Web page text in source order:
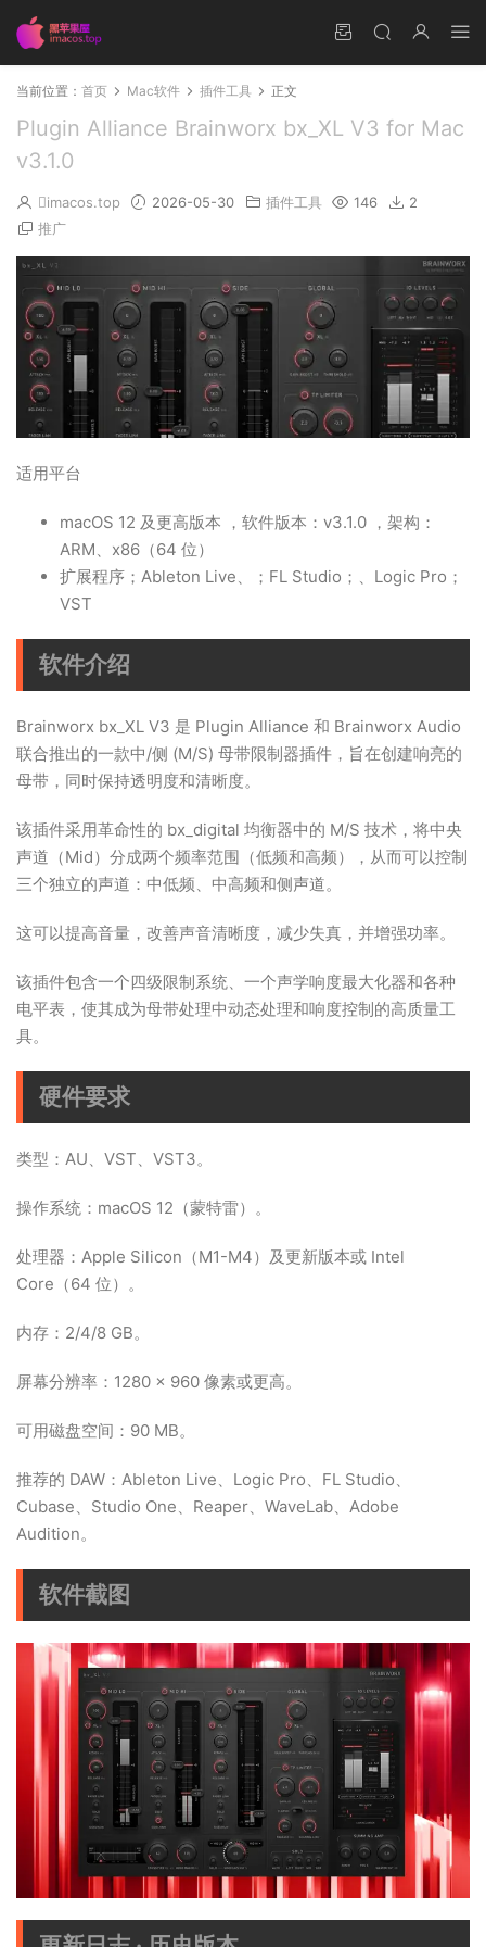
当前位置： 首页 Mac软件 插件工具 正文
Plugin Alliance Brainworx bx_XL V3 for Mac
v3.1.0
imacos.top 2026-05-30 插件工具 146
2
推广
适用平台
macOS 12 及更高版本 ，软件版本：v3.1.0 ，架构：
ARM、x86（64 位）
扩展程序；Ableton Live、；FL Studio；、Logic Pro；
VST
软件介绍
Brainworx bx_XL V3 是 Plugin Alliance 和 Brainworx Audio
联合推出的一款中/侧 (M/S) 母带限制器插件，旨在创建响亮的
母带，同时保持透明度和清晰度。
该插件采用革命性的 bx_digital 均衡器中的 M/S 技术，将中央
声道（Mid）分成两个频率范围（低频和高频），从而可以控制
三个独立的声道：中低频、中高频和侧声道。
这可以提高音量，改善声音清晰度，减少失真，并增强功率。
该插件包含一个四级限制系统、一个声学响度最大化器和各种
电平表，使其成为母带处理中动态处理和响度控制的高质量工
具。
硬件要求
类型：AU、VST、VST3。
操作系统：macOS 12（蒙特雷）。
处理器：Apple Silicon（M1-M4）及更新版本或 Intel
Core（64 位）。
内存：2/4/8 GB。
屏幕分辨率：1280 × 960 像素或更高。
可用磁盘空间：90 MB。
推荐的 DAW：Ableton Live、Logic Pro、FL Studio、
Cubase、Studio One、Reaper、WaveLab、Adobe
Audition。
软件截图